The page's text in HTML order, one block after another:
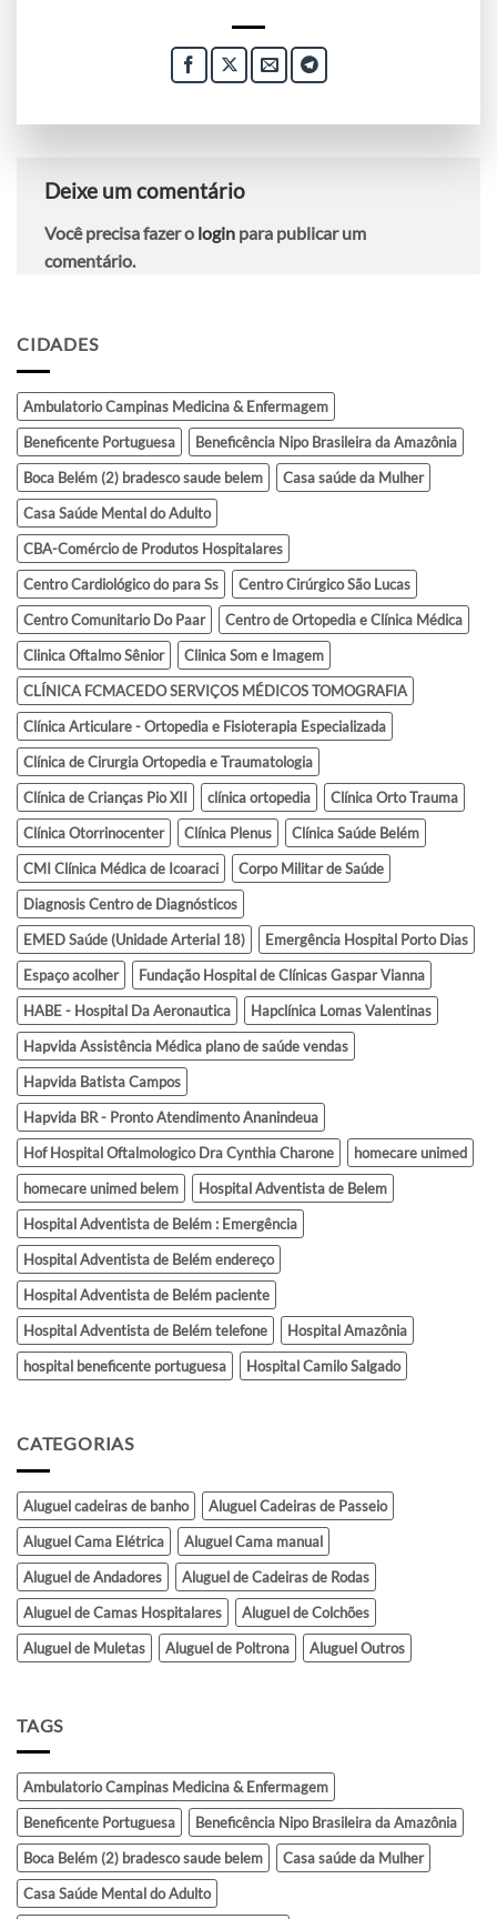
Deixe um comentário
Você precisa fazer o login para publicar um
comentário.
CIDADES
Ambulatorio Campinas Medicina & Enfermagem
Beneficente Portuguesa
Beneficência Nipo Brasileira da Amazônia
Boca Belém (2) bradesco saude belem
Casa saúde da Mulher
Casa Saúde Mental do Adulto
CBA-Comércio de Produtos Hospitalares
Centro Cardiológico do para Ss
Centro Cirúrgico São Lucas
Centro Comunitario Do Paar
Centro de Ortopedia e Clínica Médica
Clinica Oftalmo Sênior
Clinica Som e Imagem
CLÍNICA FCMACEDO SERVIÇOS MÉDICOS TOMOGRAFIA
Clínica Articulare - Ortopedia e Fisioterapia Especializada
Clínica de Cirurgia Ortopedia e Traumatologia
Clínica de Crianças Pio XII
clínica ortopedia
Clínica Orto Trauma
Clínica Otorrinocenter
Clínica Plenus
Clínica Saúde Belém
CMI Clínica Médica de Icoaraci
Corpo Militar de Saúde
Diagnosis Centro de Diagnósticos
EMED Saúde (Unidade Arterial 18)
Emergência Hospital Porto Dias
Espaço acolher
Fundação Hospital de Clínicas Gaspar Vianna
HABE - Hospital Da Aeronautica
Hapclínica Lomas Valentinas
Hapvida Assistência Médica plano de saúde vendas
Hapvida Batista Campos
Hapvida BR - Pronto Atendimento Ananindeua
Hof Hospital Oftalmologico Dra Cynthia Charone
homecare unimed
homecare unimed belem
Hospital Adventista de Belem
Hospital Adventista de Belém : Emergência
Hospital Adventista de Belém endereço
Hospital Adventista de Belém paciente
Hospital Adventista de Belém telefone
Hospital Amazônia
hospital beneficente portuguesa
Hospital Camilo Salgado
CATEGORIAS
Aluguel cadeiras de banho
Aluguel Cadeiras de Passeio
Aluguel Cama Elétrica
Aluguel Cama manual
Aluguel de Andadores
Aluguel de Cadeiras de Rodas
Aluguel de Camas Hospitalares
Aluguel de Colchões
Aluguel de Muletas
Aluguel de Poltrona Aluguel Outros
TAGS
Ambulatorio Campinas Medicina & Enfermagem
Beneficente Portuguesa
Beneficência Nipo Brasileira da Amazônia
Boca Belém (2) bradesco saude belem
Casa saúde da Mulher
Casa Saúde Mental do Adulto